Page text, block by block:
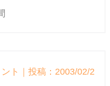
ト｜投稿：2003/02/2